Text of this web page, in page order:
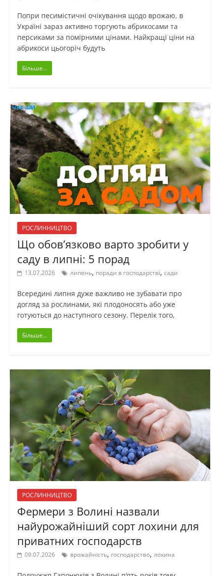
Попри песимістичні очікування щодо врожаю, в
Україні зараз активно торгують абрикосами та
персиками за помірними цінами. Найкращі ціни на
абрикоси цьогоріч будуть
Більше...
РОСЛИННИЦТВО
Що обовʼязково варто зробити у
саду в липні: 5 порад
13.07.2026 липень, поради в господарстві, сади
Всередині липня дуже важливо не зубавати про
догляд за рослинами, які плодоносять або уже
готуються до наступного сезону. Перелік того,
Більше...
РОСЛИННИЦТВО
Фермери з Волині назвали
найурожайніший сорт лохини для
приватних господарств
09.07.2026 врожайність, господарство, лохина